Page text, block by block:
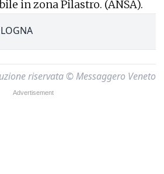
in zona Pilastro. (ANSA).
riservata © Messaggero Veneto